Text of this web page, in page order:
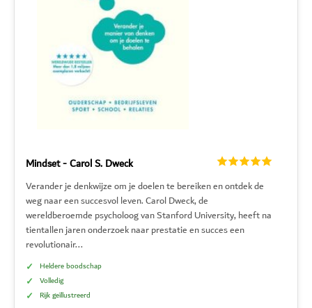
Mindset - Carol S. Dweck
Verander je denkwijze om je doelen te bereiken en ontdek de
weg naar een succesvol leven. Carol Dweck, de
wereldberoemde psycholoog van Stanford University, heeft na
tientallen jaren onderzoek naar prestatie en succes een
revolutionair...
Heldere boodschap
Volledig
Rijk geïllustreerd